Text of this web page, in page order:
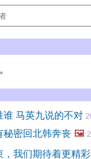
谁 马英九说的不对
秘密回北韩奔丧 🖼️
，我们期待着更精